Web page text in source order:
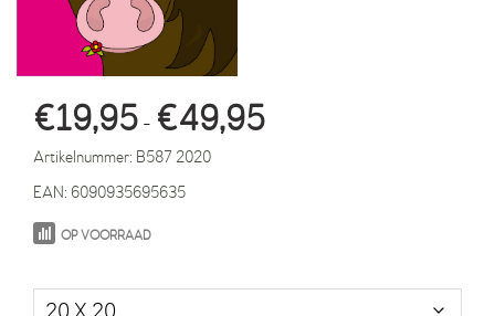
€19,95 - €49,95
Artikelnummer: B587 2020
EAN: 6090935695635
OP VOORRAAD